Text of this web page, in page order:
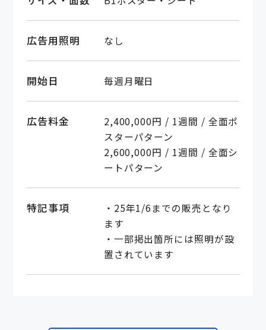
広告用照明 なし
開始日 毎週月曜日
広告料金
2,400,000円 / 1週間 / 全面ポ
スターパターン
2,600,000円 / 1週間 / 全面シ
ートパターン
特記事項
・25年1/6までの販売となり
ます
・一部掲出箇所には照明が設
置されています